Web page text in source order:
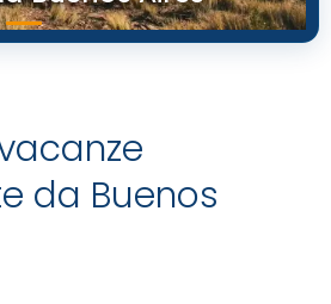
da Buenos